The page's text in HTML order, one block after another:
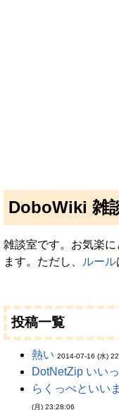
DoboWiki 雑
雑談室です。お気楽
ます。ただし、
ルール
投稿一覧
熱い 2014-07-16 (水)
DotNetZip いい
らくっぺといい
(月) 23:28:06